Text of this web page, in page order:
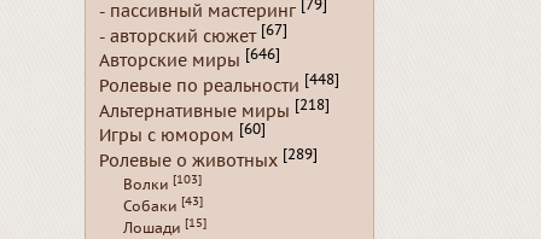
- пассивный мастеринг [79]
- авторский сюжет [67]
Авторские миры [646]
Ролевые по реальности [448]
Альтернативные миры [218]
Игры с юмором [60]
Ролевые о животных [289]
Волки [103]
Собаки [43]
Лошади [15]